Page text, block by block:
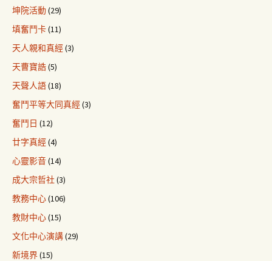
坤院活動(29)
填奮鬥卡(11)
天人親和真經(3)
天曹寶誥(5)
天聲人語(18)
奮鬥平等大同真經(3)
奮鬥日 (12)
廿字真經(4)
心靈影音(14)
成大宗哲社(3)
教務中心(106)
教財中心(15)
文化中心演講(29)
新境界(15)